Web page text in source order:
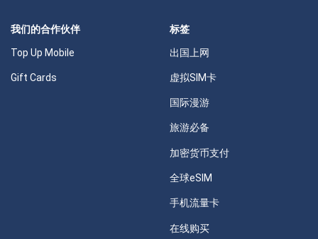
我们的合作伙伴
Top Up Mobile
Gift Cards
标签
出国上网
虚拟SIM卡
国际漫游
旅游必备
加密货币支付
全球eSIM
手机流量卡
在线购买